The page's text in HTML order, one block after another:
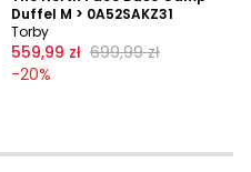
Duffel M > 0A52SAKZ31
Torby
559,99 zł 699,99 zł
-20%